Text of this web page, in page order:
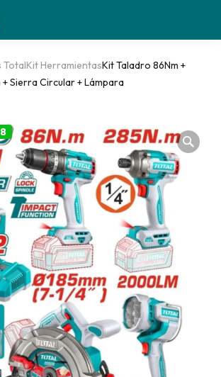
TotalKit HerramientasKit Taladro 86Nm +
Sierra Circular + Lámpara